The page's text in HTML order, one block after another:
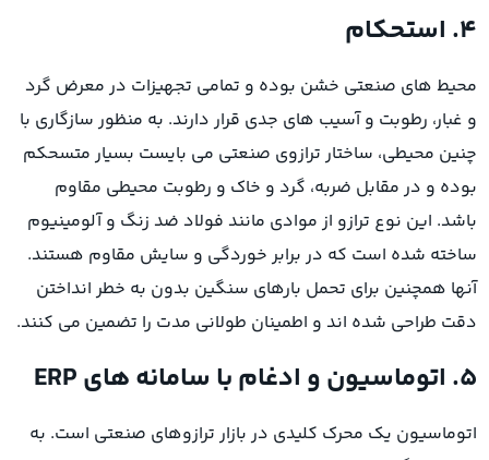
۴. استحکام
محیط های صنعتی خشن بوده و تمامی تجهیزات در معرض گرد
و غبار، رطوبت و آسیب های جدی قرار دارند. به منظور سازگاری با
چنین محیطی، ساختار ترازوی صنعتی می بایست بسیار متسحکم
بوده و در مقابل ضربه، گرد و خاک و رطوبت محیطی مقاوم
باشد. این نوع ترازو از موادی مانند فولاد ضد زنگ و آلومینیوم
ساخته شده است که در برابر خوردگی و سایش مقاوم هستند.
آنها همچنین برای تحمل بارهای سنگین بدون به خطر انداختن
دقت طراحی شده اند و اطمینان طولانی مدت را تضمین می کنند.
5. اتوماسیون و ادغام با سامانه های ERP
اتوماسیون یک محرک کلیدی در بازار ترازوهای صنعتی است. به